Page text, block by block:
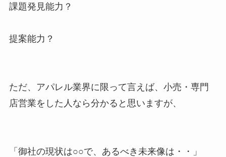
課題発見能力？
提案能力？
ただ、アパレル業界に限って言えば、小売・専門
店営業をした人なら分かると思いますが、
「御社の現状は○○で、あるべき未来像は・・」